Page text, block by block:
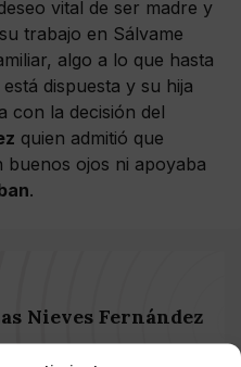
vital de ser madre y
trabajo en Sálvame
algo a lo que hasta
está dispuesta y su hija
con la decisión del
quien admitió que
ojos ni apoyaba
.
Nieves Fernández